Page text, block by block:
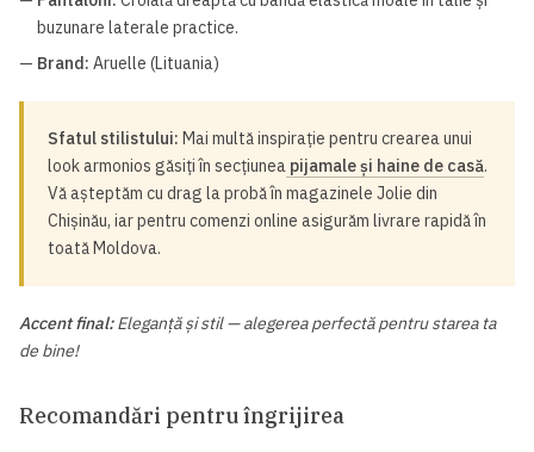
buzunare laterale practice.
— Brand: Aruelle (Lituania)
Sfatul stilistului: Mai multă inspirație pentru crearea unui
look armonios găsiți în secțiunea pijamale și haine de casă.
Vă așteptăm cu drag la probă în magazinele Jolie din
Chișinău, iar pentru comenzi online asigurăm livrare rapidă în
toată Moldova.
Accent final:Eleganță și stil — alegerea perfectă pentru starea ta
de bine!
Recomandări pentru îngrijirea